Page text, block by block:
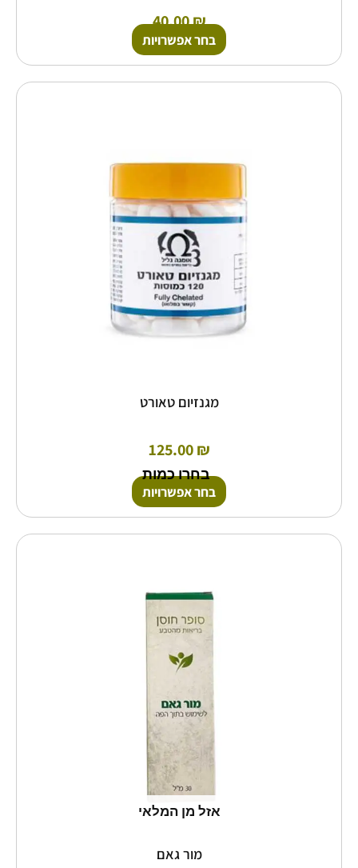
40.00₪
בחר אפשרויות
מגנזיום טאורט
125.00₪
בחרו כמות
בחר אפשרויות
סוגים.
לבחור
את
האפשרויות
בעמוד
המוצר
אזל מן המלאי
מור גאם
מספר
סוגים.
ניתן
לבחור
את
האפשרויות
בעמוד
המוצר